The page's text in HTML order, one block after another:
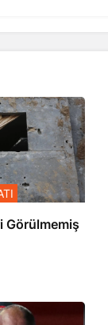
Görülmemiş